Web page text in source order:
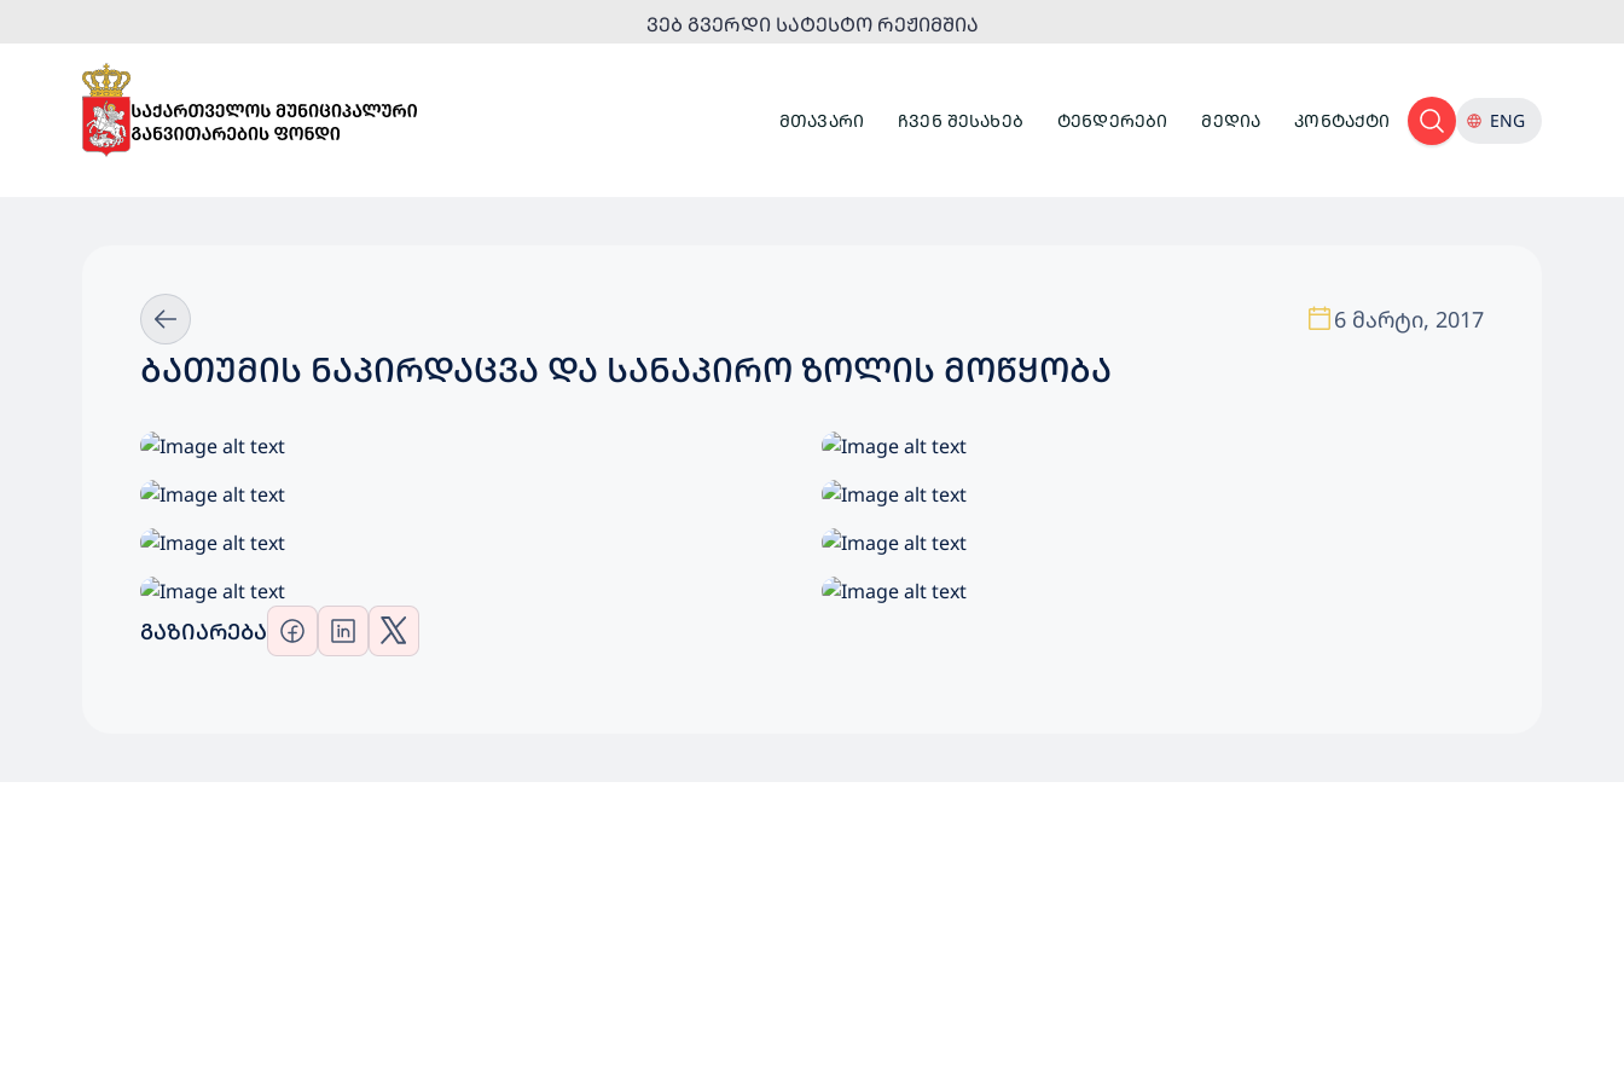
ᲕᲔᲑ ᲒᲕᲔᲠᲓᲘ ᲡᲐᲢᲔᲡᲢᲝ ᲠᲔᲟᲘᲛᲨᲘᲐ
ᲛᲗᲐᲕᲐᲠᲘ ᲩᲕᲔᲜ ᲨᲔᲡᲐᲮᲔᲑ ᲢᲔᲜᲓᲔᲠᲔᲑᲘ ᲛᲔᲓᲘᲐ ᲙᲝᲜᲢᲐᲥᲢᲘ ENG
6 მარტი, 2017
ᲑᲐᲗᲣᲛᲘᲡ ᲜᲐᲞᲘᲠᲓᲐᲪᲕᲐ ᲓᲐ ᲡᲐᲜᲐᲞᲘᲠᲝ ᲖᲝᲚᲘᲡ ᲛᲝᲬᲧᲝᲑᲐ
ᲒᲐᲖᲘᲐᲠᲔᲑᲐ